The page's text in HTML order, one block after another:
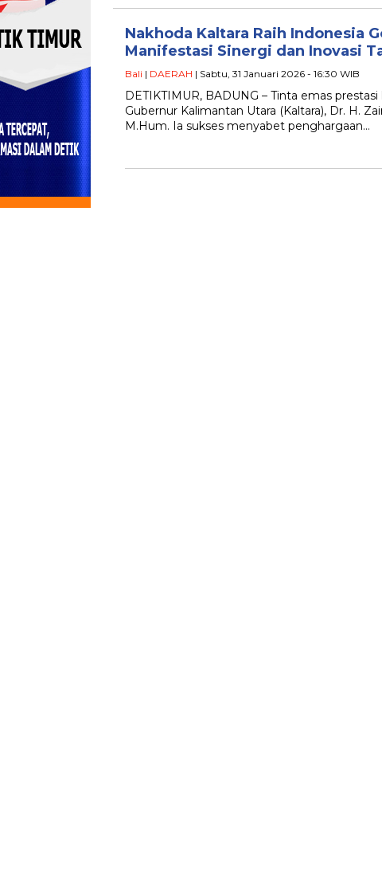
Nakhoda Kaltara Raih Indonesia
Manifestasi Sinergi dan Inovasi
Bali | DAERAH | Sabtu, 31 Januari 2026 - 16:30 WIB
DETIKTIMUR, BADUNG – Tinta emas
Gubernur Kalimantan Utara (Kaltara), Dr. H.
M.Hum. Ia sukses menyabet penghargaan…